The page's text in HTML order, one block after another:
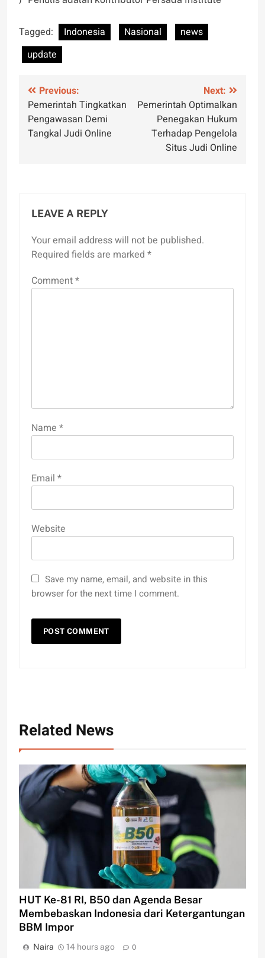
Tagged: Indonesia Nasional
news
update
Post
navigation
Previous:
Pemerintah Tingkatkan
Pengawasan Demi
Tangkal Judi Online
Next:
Pemerintah Optimalkan
Penegakan Hukum
Terhadap Pengelola
Situs Judi Online
LEAVE A REPLY
Your email address will not be published.
Required fields are marked *
Comment*
Name *
Email *
Website
Save my name, email, and website in this
browser for the next time I comment.
Related News
HUT Ke-81 RI, B50 dan Agenda Besar
Membebaskan Indonesia dari Ketergantungan
BBM Impor
Naira 14 hours ago 0